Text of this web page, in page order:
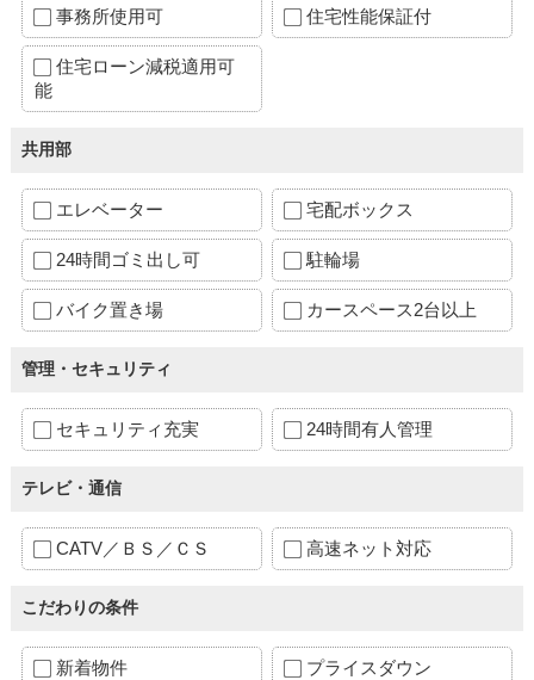
事務所使用可 住宅性能保証付
住宅ローン減税適用可
能
共用部
エレベーター 宅配ボックス
24時間ゴミ出し可 駐輪場
バイク置き場 カースペース2台以上
管理・セキュリティ
セキュリティ充実 24時間有人管理
テレビ・通信
CATV／ＢＳ／ＣＳ 高速ネット対応
こだわりの条件
新着物件 プライスダウン